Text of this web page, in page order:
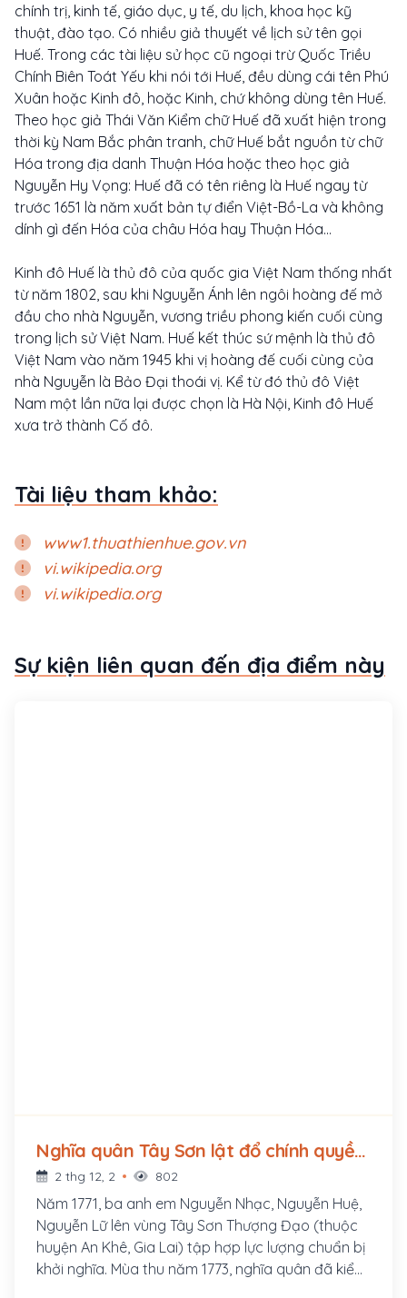
chính trị, kinh tế, giáo dục, y tế, du lịch, khoa học kỹ
thuật, đào tạo. Có nhiều giả thuyết về lịch sử tên gọi
Huế. Trong các tài liệu sử học cũ ngoại trừ Quốc Triều
Chính Biên Toát Yếu khi nói tới Huế, đều dùng cái tên Phú
Xuân hoặc Kinh đô, hoặc Kinh, chứ không dùng tên Huế.
Theo học giả Thái Văn Kiểm chữ Huế đã xuất hiện trong
thời kỳ Nam Bắc phân tranh, chữ Huế bắt nguồn từ chữ
Hóa trong địa danh Thuận Hóa hoặc theo học giả
Nguyễn Hy Vọng: Huế đã có tên riêng là Huế ngay từ
trước 1651 là năm xuất bản tự điển Việt-Bồ-La và không
dính gì đến Hóa của châu Hóa hay Thuận Hóa...
Kinh đô Huế là thủ đô của quốc gia Việt Nam thống nhất
từ năm 1802, sau khi Nguyễn Ánh lên ngôi hoàng đế mở
đầu cho nhà Nguyễn, vương triều phong kiến cuối cùng
trong lịch sử Việt Nam. Huế kết thúc sứ mệnh là thủ đô
Việt Nam vào năm 1945 khi vị hoàng đế cuối cùng của
nhà Nguyễn là Bảo Đại thoái vị. Kể từ đó thủ đô Việt
Nam một lần nữa lại được chọn là Hà Nội, Kinh đô Huế
xưa trở thành Cố đô.
Tài liệu tham khảo:
www1.thuathienhue.gov.vn
vi.wikipedia.org
vi.wikipedia.org
Sự kiện liên quan đến địa điểm này
Nghĩa quân Tây Sơn lật đổ chính quyền
2 thg 12, 2 802
Năm 1771, ba anh em Nguyễn Nhạc, Nguyễn Huệ,
Nguyễn Lữ lên vùng Tây Sơn Thượng Đạo (thuộc
huyện An Khê, Gia Lai) tập hợp lực lượng chuẩn bị
khởi nghĩa. Mùa thu năm 1773, nghĩa quân đã kiểm